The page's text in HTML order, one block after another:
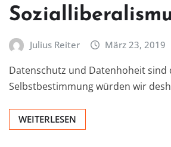
Julius Reiter März 23, 2019
Datenschutz und Datenhoheit
Selbstbestimmung würden wir
WEITERLESEN